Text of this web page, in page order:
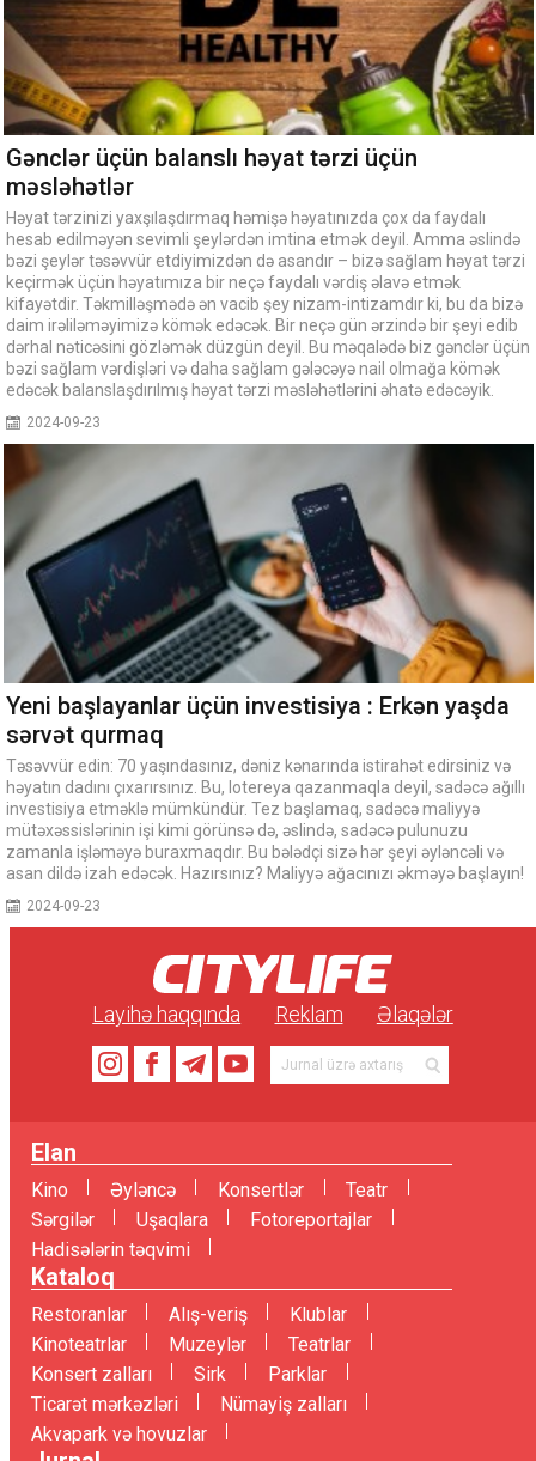
Gənclər üçün balanslı həyat tərzi üçün
məsləhətlər
Həyat tərzinizi yaxşılaşdırmaq həmişə həyatınızda çox da faydalı
hesab edilməyən sevimli şeylərdən imtina etmək deyil. Amma əslində
bəzi şeylər təsəvvür etdiyimizdən də asandır – bizə sağlam həyat tərzi
keçirmək üçün həyatımıza bir neçə faydalı vərdiş əlavə etmək
kifayətdir. Təkmilləşmədə ən vacib şey nizam-intizamdır ki, bu da bizə
daim irəliləməyimizə kömək edəcək. Bir neçə gün ərzində bir şeyi edib
dərhal nəticəsini gözləmək düzgün deyil. Bu məqalədə biz gənclər üçün
bəzi sağlam vərdişləri və daha sağlam gələcəyə nail olmağa kömək
edəcək balanslaşdırılmış həyat tərzi məsləhətlərini əhatə edəcəyik.
2024-09-23
Yeni başlayanlar üçün investisiya : Erkən yaşda
sərvət qurmaq
Təsəvvür edin: 70 yaşındasınız, dəniz kənarında istirahət edirsiniz və
həyatın dadını çıxarırsınız. Bu, lotereya qazanmaqla deyil, sadəcə ağıllı
investisiya etməklə mümkündür. Tez başlamaq, sadəcə maliyyə
mütəxəssislərinin işi kimi görünsə də, əslində, sadəcə pulunuzu
zamanla işləməyə buraxmaqdır. Bu bələdçi sizə hər şeyi əyləncəli və
asan dildə izah edəcək. Hazırsınız? Maliyyə ağacınızı əkməyə başlayın!
2024-09-23
Layihə haqqında Reklam Əlaqələr
Elan
Kino Əyləncə Konsertlər
Teatr
Sərgilər
Uşaqlara
Fotoreportajlar
Hadisələrin təqvimi
Kataloq
Restoranlar Alış-veriş
Klublar
Kinoteatrlar
Muzeylər
Teatrlar
Konsert zalları
Sirk
Parklar
Ticarət mərkəzləri
Nümayiş zalları
Akvapark və hovuzlar